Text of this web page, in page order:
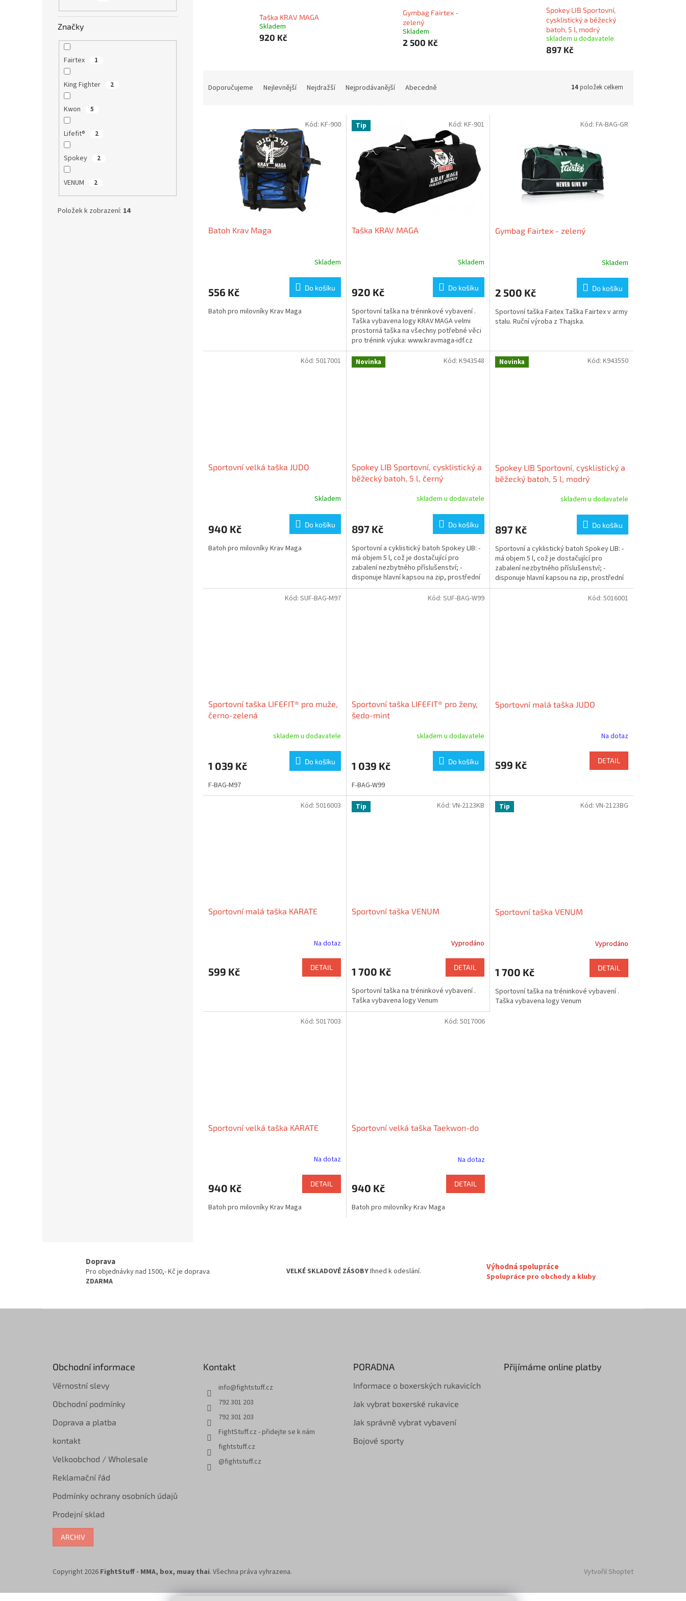
Značky
Fairtex 1
King Fighter 2
Kwon 5
Lifefit® 2
Spokey 2
VENUM 2
Položek k zobrazení: 14
Taška KRAV MAGA
Skladem
920 Kč
Gymbag Fairtex -
zelený
Skladem
2 500 Kč
Spokey LIB Sportovní,
cysklistický a běžecký
batoh, 5 l, modrý
skladem u dodavatele
897 Kč
Doporučujeme Nejlevnější Nejdražší Nejprodávanější Abecedně 14položek celkem
Batoh Krav Maga
Skladem
556 Kč Do košíku
Batoh pro milovníky Krav Maga
Kód: KF-900 Tip
Taška KRAV MAGA
Skladem
920 Kč Do košíku
Sportovní taška na tréninkové vybavení .
Taška vybavena logy KRAV MAGA velmi
prostorná taška na všechny potřebné věci
pro trénink výuka: www.kravmaga-idf.cz
Kód: KF-901
Gymbag Fairtex - zelený
Skladem
2 500 Kč Do košíku
Sportovní taška Faitex Taška Fairtex v army
stalu. Ruční výroba z Thajska.
Kód: FA-BAG-GR
Sportovní velká taška JUDO
Skladem
940 Kč Do košíku
Batoh pro milovníky Krav Maga
Kód: 5017001 Novinka
Spokey LIB Sportovní, cysklistický a
běžecký batoh, 5 l, černý
skladem u dodavatele
897 Kč Do košíku
Sportovní a cyklistický batoh Spokey LIB: -
má objem 5 l, což je dostačující pro
zabalení nezbytného příslušenství; -
disponuje hlavní kapsou na zip, prostřední
kapsou na zip s...
Kód: K943548 Novinka
Spokey LIB Sportovní, cysklistický a
běžecký batoh, 5 l, modrý
skladem u dodavatele
897 Kč Do košíku
Sportovní a cyklistický batoh Spokey LIB: -
má objem 5 l, což je dostačující pro
zabalení nezbytného příslušenství; -
disponuje hlavní kapsou na zip, prostřední
kapsou na zip s...
Kód: K943550
Sportovní taška LIFEFIT® pro muže,
černo-zelená
skladem u dodavatele
1 039 Kč Do košíku
F-BAG-M97
Kód: SUF-BAG-M97
Sportovní taška LIFEFIT® pro ženy,
šedo-mint
skladem u dodavatele
1 039 Kč Do košíku
F-BAG-W99
Kód: SUF-BAG-W99
Sportovní malá taška JUDO
Na dotaz
599 Kč DETAIL
Kód: 5016001
Sportovní malá taška KARATE
Na dotaz
599 Kč DETAIL
Kód: 5016003 Tip
Sportovní taška VENUM
Vyprodáno
1 700 Kč DETAIL
Sportovní taška na tréninkové vybavení .
Taška vybavena logy Venum
Kód: VN-2123KB Tip
Sportovní taška VENUM
Vyprodáno
1 700 Kč DETAIL
Sportovní taška na tréninkové vybavení .
Taška vybavena logy Venum
Kód: VN-2123BG
Sportovní velká taška KARATE
Na dotaz
940 Kč DETAIL
Batoh pro milovníky Krav Maga
Kód: 5017003
Sportovní velká taška Taekwon-do
Na dotaz
940 Kč DETAIL
Batoh pro milovníky Krav Maga
Kód: 5017006
d
p
i
u
Doprava
Pro objednávky nad 1500,- Kč je doprava
ZDARMA
VELKÉ SKLADOVÉ ZÁSOBYIhned k odeslání. Výhodná spolupráce
Spolupráce pro obchody a kluby
Obchodní informace
Věrnostní slevy
Obchodní podmínky
Doprava a platba
kontakt
Velkoobchod / Wholesale
Reklamační řád
Podmínky ochrany osobních údajů
Prodejní sklad
ARCHIV
Kontakt
info@fightstuff.cz
792 301 203
792 301 203
FightStuff.cz - přidejte se k nám
fightstuff.cz
@fightstuff.cz
PORADNA
Informace o boxerských rukavicích
Jak vybrat boxerské rukavice
Jak správně vybrat vybavení
Bojové sporty
Přijímáme online platby
Vytvořil Shoptet
Copyright 2026 FightStuff - MMA, box, muay thai. Všechna práva vyhrazena.